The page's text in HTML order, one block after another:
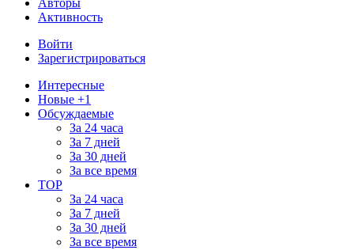
Авторы
Активность
Войти
Зарегистрироваться
Интересные
Новые +1
Обсуждаемые
За 24 часа
За 7 дней
За 30 дней
За все время
TOP
За 24 часа
За 7 дней
За 30 дней
За все время